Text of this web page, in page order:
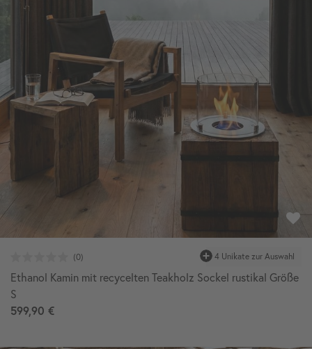
Ethanol Kamin mit recycelten Teakholz Sockel rustikal Größe
S
599,90 €